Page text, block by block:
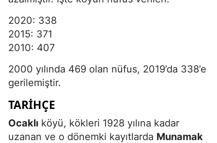
2020: 338
2015: 371
2010: 407
2000 yılında 469 olan nüfus, 2019’da 338’e
gerilemiştir.
TARIHÇE
Ocaklı köyü, kökleri 1928 yılına kadar
uzanan ve o dönemki kayıtlarda Munamak